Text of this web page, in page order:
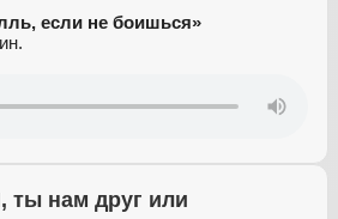
если не боишься»
ты нам друг или